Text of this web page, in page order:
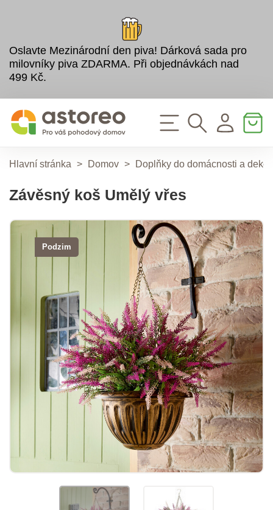
Oslavte Mezinárodní den piva! Dárková sada pro
milovníky piva ZDARMA. Při objednávkách nad
499 Kč.
Hlavní stránka > Domov > Doplňky do domácnosti a
Závěsný koš Umělý vřes
Podzim